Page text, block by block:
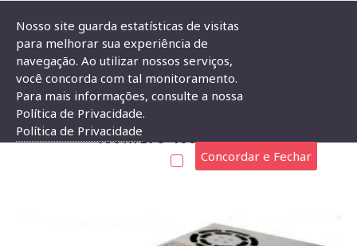
Fonte Chaveada Industrial 400W 12V 33A (S-400W/BFC-400W-12VDC)
FONTE CHAVEADA INDUSTRIAL 400W 12V 33A (S-
400W/BFC-400W-12VDC)
Nosso site guarda estatísticas de visitas
para melhorar sua experiência de
navegação. Ao utilizar nossos serviços,
você concorda com tal monitoramento.
Para mais informações, consulte a nossa
Política de Privacidade.
Política de Privacidade
Concordar e Fechar